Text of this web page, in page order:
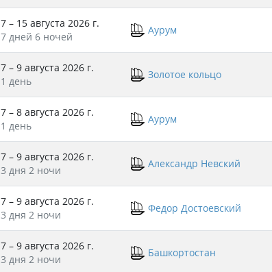
7 – 15 августа 2026 г.
7 дней 6 ночей
Аурум
7 – 9 августа 2026 г.
1 день
Золотое кольцо
7 – 8 августа 2026 г.
1 день
Аурум
7 – 9 августа 2026 г.
3 дня 2 ночи
Александр Невский
7 – 9 августа 2026 г.
3 дня 2 ночи
Федор Достоевский
7 – 9 августа 2026 г.
3 дня 2 ночи
Башкортостан